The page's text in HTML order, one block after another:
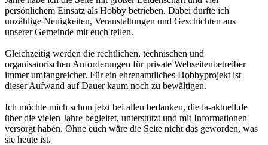
persönlichem Einsatz als Hobby betrieben. Dabei durfte ich
unzählige Neuigkeiten, Veranstaltungen und Geschichten aus
unserer Gemeinde mit euch teilen.
Gleichzeitig werden die rechtlichen, technischen und
organisatorischen Anforderungen für private Webseitenbetreiber
immer umfangreicher. Für ein ehrenamtliches Hobbyprojekt ist
dieser Aufwand auf Dauer kaum noch zu bewältigen.
Ich möchte mich schon jetzt bei allen bedanken, die la-aktuell.de
über die vielen Jahre begleitet, unterstützt und mit Informationen
versorgt haben. Ohne euch wäre die Seite nicht das geworden, was
sie heute ist.